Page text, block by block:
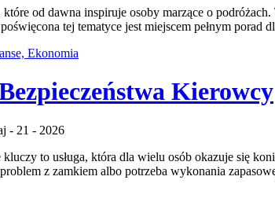
od dawna inspiruje osoby marzące o
tej tematyce jest miejscem pełnym
Ekonomia
Kierowcy
- 21 - 2026
kluczy to usługa, która dla wielu osób okazuje się
z zamkiem albo potrzeba wykonania